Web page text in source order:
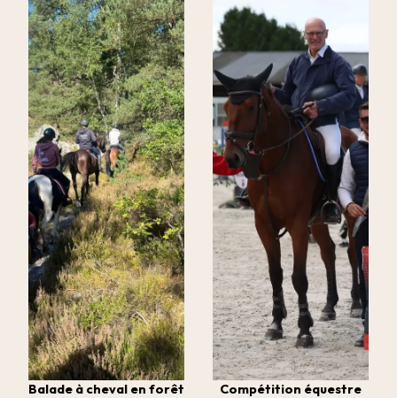
Balade à cheval en forêt Compétition équestre